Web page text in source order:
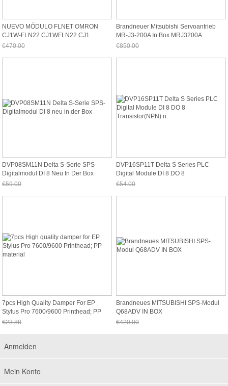
NUEVO MÓDULO FLNET OMRON
CJ1W-FLN22 CJ1WFLN22 CJ1
€470.00
Brandneuer Mitsubishi Servoantrieb
MR-J3-200A In Box MRJ3200A
€850.00
DVP08SM11N Delta S-Serie SPS-
Digitalmodul DI 8 Neu In Der Box
€59.00
DVP16SP11T Delta S Series PLC
Digital Module DI 8 DO 8
Transistor(NPN) N
€54.00
7pcs High Quality Damper For EP
Stylus Pro 7600/9600 Printhead; PP
Material
€23.88
Brandneues MITSUBISHI SPS-Modul
Q68ADV IN BOX
€420.00
Anmelden
Mein Konto